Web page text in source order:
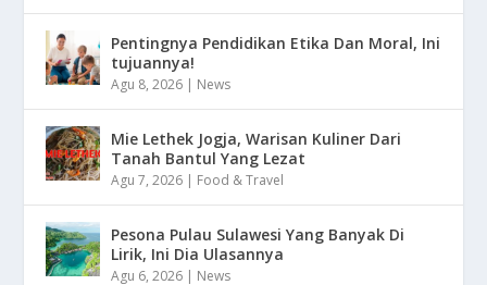
Pentingnya Pendidikan Etika Dan Moral, Ini
tujuannya!
Agu 8, 2026 | News
Mie Lethek Jogja, Warisan Kuliner Dari
Tanah Bantul Yang Lezat
Agu 7, 2026 | Food & Travel
Pesona Pulau Sulawesi Yang Banyak Di
Lirik, Ini Dia Ulasannya
Agu 6, 2026 | News